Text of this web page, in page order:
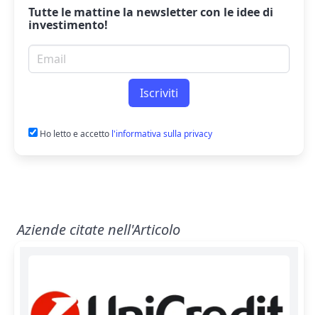
Tutte le mattine la newslettercon le idee di
investimento!
Email per newsletter
Iscriviti
Ho letto e accetto l'informativa sulla privacy
Aziende citate nell'Articolo